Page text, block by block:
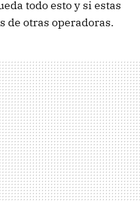
todo esto y si estas
de otras operadoras.